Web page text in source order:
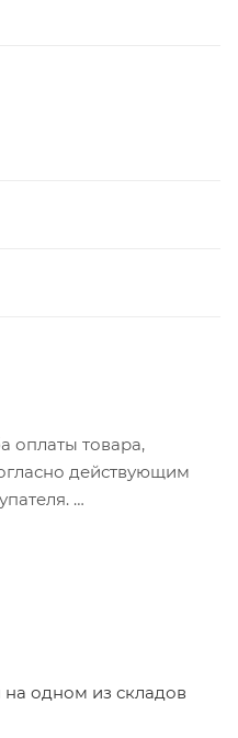
оплаты товара,
действующим
на одном из складов